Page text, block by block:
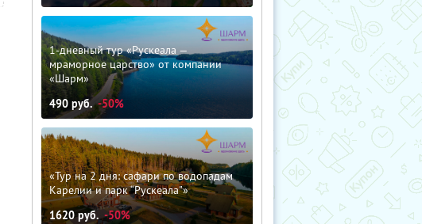
1-дневный тур «Рускеала —
мраморное царство» от компании
«Шарм»
490 руб. -50%
«Тур на 2 дня: сафари по водопадам
Карелии и парк “Рускеала"»
1620руб. -50%